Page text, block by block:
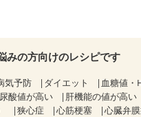
みの方向けのレシピです
気予防 ダイエット 血糖値・
尿酸値が高い 肝機能の値が高い
狭心症 心筋梗塞 心臓弁